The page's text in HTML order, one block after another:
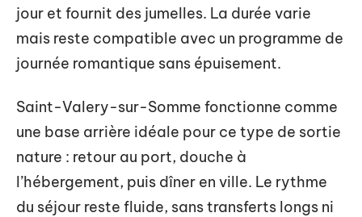
jour et fournit des jumelles. La durée varie
mais reste compatible avec un programme de
journée romantique sans épuisement.
Saint-Valery-sur-Somme fonctionne comme
une base arrière idéale pour ce type de sortie
nature : retour au port, douche à
l’hébergement, puis dîner en ville. Le rythme
du séjour reste fluide, sans transferts longs ni